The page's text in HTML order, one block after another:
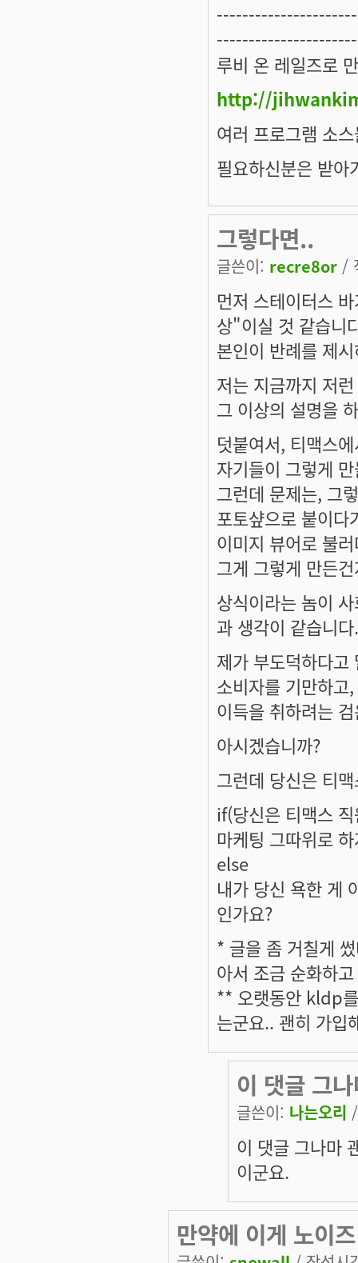
루비 온 레일즈로
http://
여러 프로그램 소
필요하신분은 받아
그렇다면..
글쓴이: recre8or /
먼저 스테이터스
상"이실 것 같습니
본인이 반례를 제
저는 지금까지 저
그 이상의 설명을
덧붙여서, 티맥스
자기들이 그렇게
그런데 문제는, 그
포토샾으로 붙이다
이미지 뷰어로 불
그게 그렇게 만든
상식이라는 놈이
과 생각이 같습니다.
제가 부도덕하다고
소비자를 기만하
이득을 취하려는
아시겠습니까?
그런데 당신은 티
if(당신은 티맥스
마케팅 그따위로
else
내가 당신 욕한 게
인가요?
* 글을 좀 거칠게
아서 조금 순화하
** 오랫동안 kldp
는군요.. 괜히 가입
이 댓글 그
글쓴이: 나는오리
이 댓글 그나마
이군요.
만약에 이게 노이즈